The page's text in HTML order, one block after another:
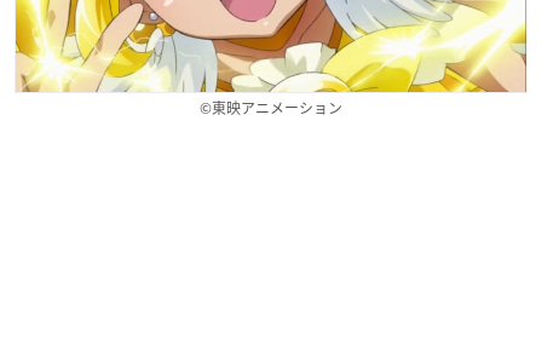
©東映アニメーション